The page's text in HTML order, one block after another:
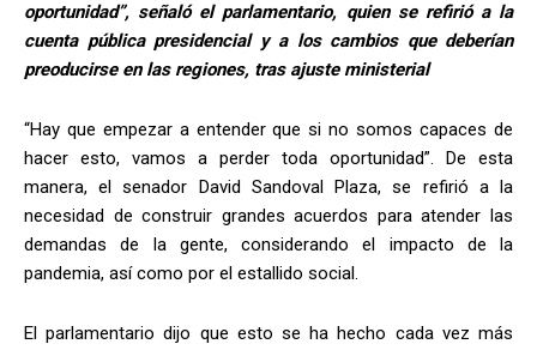
oportunidad”, señaló el parlamentario, quien se refirió a la
cuenta pública presidencial y a los cambios que deberían
preoducirse en las regiones, tras ajuste ministerial
“Hay que empezar a entender que si no somos capaces de
hacer esto, vamos a perder toda oportunidad”. De esta
manera, el senador David Sandoval Plaza, se refirió a la
necesidad de construir grandes acuerdos para atender las
demandas de la gente, considerando el impacto de la
pandemia, así como por el estallido social.
El parlamentario dijo que esto se ha hecho cada vez más